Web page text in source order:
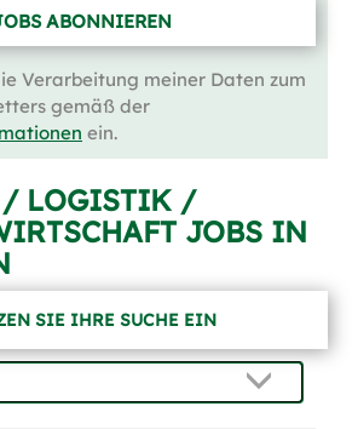
ABONNIEREN
Verarbeitung meiner Daten zum
gemäß der
ein.
/ LOGISTIK /
JOBS IN
SIE IHRE SUCHE EIN